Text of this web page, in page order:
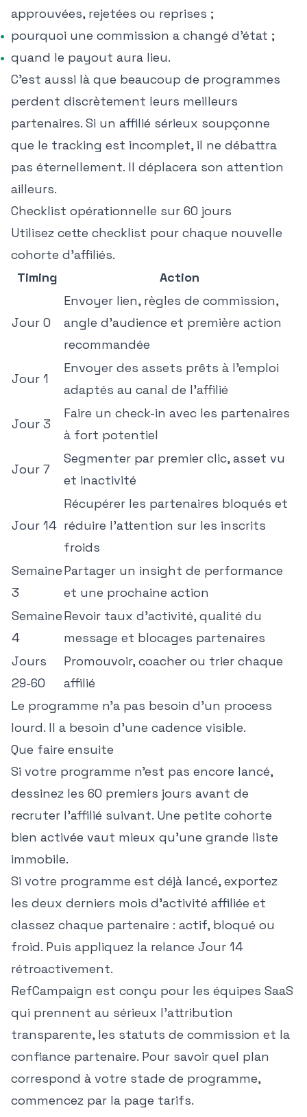
approuvées, rejetées ou reprises ;
pourquoi une commission a changé d'état ;
quand le payout aura lieu.
C'est aussi là que beaucoup de programmes
perdent discrètement leurs meilleurs
partenaires. Si un affilié sérieux soupçonne
que le tracking est incomplet, il ne débattra
pas éternellement. Il déplacera son attention
ailleurs.
Checklist opérationnelle sur 60 jours
Utilisez cette checklist pour chaque nouvelle
cohorte d'affiliés.
Timing
Action
Jour 0
Envoyer lien, règles de commission,
angle d'audience et première action
recommandée
Jour 1
Envoyer des assets prêts à l'emploi
adaptés au canal de l'affilié
Jour 3
Faire un check-in avec les partenaires
à fort potentiel
Jour 7
Segmenter par premier clic, asset vu
et inactivité
Jour 14
Récupérer les partenaires bloqués et
réduire l'attention sur les inscrits
froids
Semaine
3
Partager un insight de performance
et une prochaine action
Semaine
4
Revoir taux d'activité, qualité du
message et blocages partenaires
Jours
29-60
Promouvoir, coacher ou trier chaque
affilié
Le programme n'a pas besoin d'un process
lourd. Il a besoin d'une cadence visible.
Que faire ensuite
Si votre programme n'est pas encore lancé,
dessinez les 60 premiers jours avant de
recruter l'affilié suivant. Une petite cohorte
bien activée vaut mieux qu'une grande liste
immobile.
Si votre programme est déjà lancé, exportez
les deux derniers mois d'activité affiliée et
classez chaque partenaire : actif, bloqué ou
froid. Puis appliquez la relance Jour 14
rétroactivement.
RefCampaign est conçu pour les équipes SaaS
qui prennent au sérieux l'attribution
transparente, les statuts de commission et la
confiance partenaire. Pour savoir quel plan
correspond à votre stade de programme,
commencez par la page tarifs.